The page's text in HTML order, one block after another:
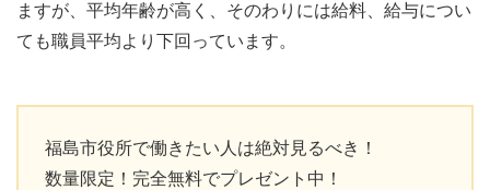
ますが、平均年齢が高く、そのわりには給料、給与につい
ても職員平均より下回っています。
福島市役所で働きたい人は絶対見るべき！
数量限定！完全無料でプレゼント中！